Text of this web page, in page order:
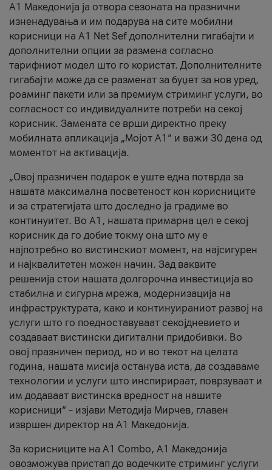
А1 Македонија ја отвора сезоната на празнични
изненадувања и им подарува на сите мобилни
корисници на A1 Net Sef дополнителни гигабајти и
дополнителни опции за размена согласно
тарифниот модел што го користат. Дополнителните
гигабајти може да се разменат за буџет за нов уред,
роаминг пакети или за премиум стриминг услуги, во
согласност со индивидуалните потреби на секој
корисник. Замената се врши директно преку
мобилната апликација „Мојот А1“ и важи 30 дена од
моментот на активација.
„Овој празничен подарок е уште една потврда за
нашата максимална посветеност кон корисниците
и за стратегијата што доследно ја градиме во
континуитет. Во А1, нашата примарна цел е секој
корисник да го добие токму она што му е
најпотребно во вистинскиот момент, на најсигурен
и најквалитетен можен начин. Зад ваквите
решенија стои нашата долгорочна инвестиција во
стабилна и сигурна мрежа, модернизација на
инфраструктурата, како и континуираниот развој на
услуги што го поедноставуваат секојдневието и
создаваат вистински дигитални придобивки. Во
овој празничен период, но и во текот на целата
година, нашата мисија останува иста, да создаваме
технологии и услуги што инспирираат, поврзуваат и
им додаваат вистинска вредност на нашите
корисници“ – изјави Методија Мирчев, главен
извршен директор на А1 Македонија.
За корисниците на A1 Combo, А1 Македонија
овозможува пристап до водечките стриминг услуги